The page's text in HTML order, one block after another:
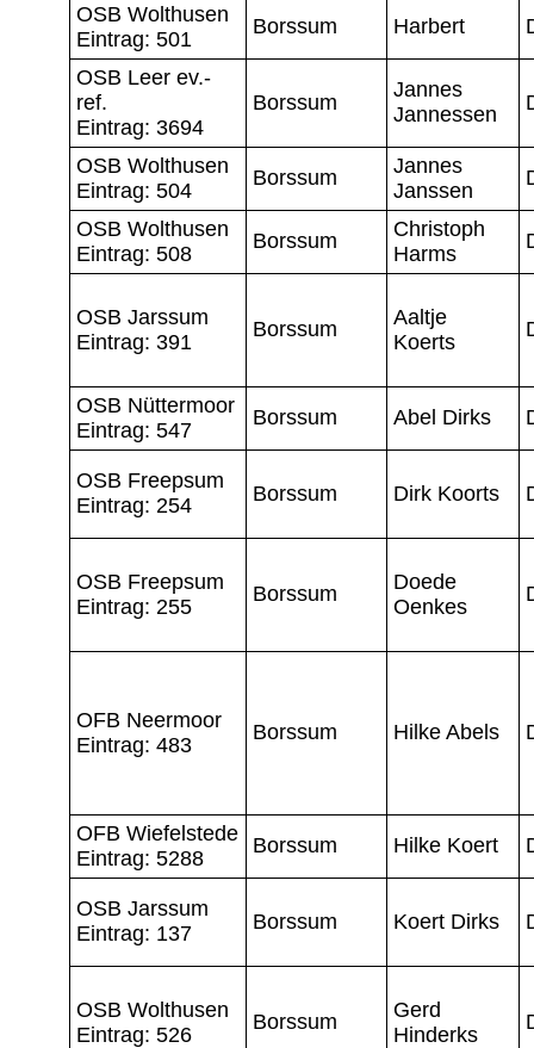
OSB Wolthusen
Eintrag: 501
Borssum Harbert
OSB Leer ev.-
ref.
Eintrag: 3694
Borssum
Jannes
Jannessen
OSB Wolthusen
Eintrag: 504
Borssum
Jannes
Janssen
OSB Wolthusen
Eintrag: 508
Borssum
Christoph
Harms
OSB Jarssum
Eintrag: 391
Borssum
Aaltje
Koerts
OSB Nüttermoor
Eintrag: 547
Borssum Abel Dirks
OSB Freepsum
Eintrag: 254
Borssum Dirk Koorts
OSB Freepsum
Eintrag: 255
Borssum
Doede
Oenkes
OFB Neermoor
Eintrag: 483
Borssum Hilke Abels
OFB Wiefelstede
Eintrag: 5288
Borssum Hilke Koert
OSB Jarssum
Eintrag: 137
Borssum Koert Dirks
OSB Wolthusen
Eintrag: 526
Borssum
Gerd
Hinderks